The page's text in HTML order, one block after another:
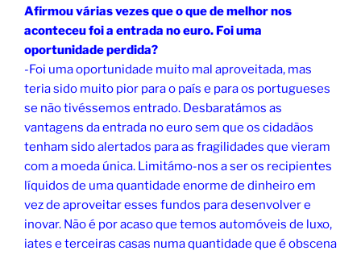
Afirmou várias vezes que o que de melhor nos
aconteceu foi a entrada no euro. Foi uma
oportunidade perdida?
-Foi uma oportunidade muito mal aproveitada, mas
teria sido muito pior para o país e para os portugueses
se não tivéssemos entrado. Desbaratámos as
vantagens da entrada no euro sem que os cidadãos
tenham sido alertados para as fragilidades que vieram
com a moeda única. Limitámo-nos a ser os recipientes
líquidos de uma quantidade enorme de dinheiro em
vez de aproveitar esses fundos para desenvolver e
inovar. Não é por acaso que temos automóveis de luxo,
iates e terceiras casas numa quantidade que é obscena